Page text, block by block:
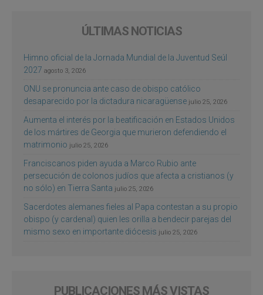
ÚLTIMAS NOTICIAS
Himno oficial de la Jornada Mundial de la Juventud Seúl
2027 agosto 3, 2026
ONU se pronuncia ante caso de obispo católico
desaparecido por la dictadura nicaragüense julio 25, 2026
Aumenta el interés por la beatificación en Estados Unidos
de los mártires de Georgia que murieron defendiendo el
matrimonio julio 25, 2026
Franciscanos piden ayuda a Marco Rubio ante
persecución de colonos judíos que afecta a cristianos (y
no sólo) en Tierra Santa julio 25, 2026
Sacerdotes alemanes fieles al Papa contestan a su propio
obispo (y cardenal) quien les orilla a bendecir parejas del
mismo sexo en importante diócesis julio 25, 2026
PUBLICACIONES MÁS VISTAS